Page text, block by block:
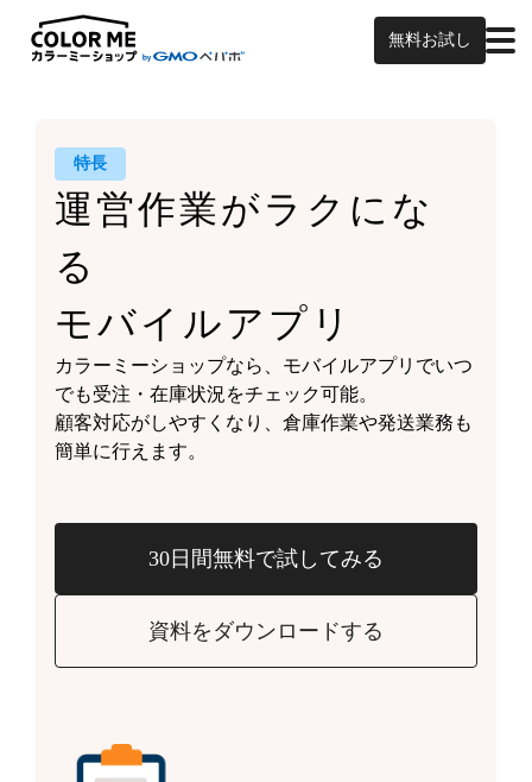
無料お試し
特長
運営作業がラクにな
る
モバイルアプリ
カラーミーショップなら、 モバイルアプリでいつ
でも受注・在庫状況をチェック可能。
顧客対応がしやすくなり、倉庫作業や発送業務も
簡単に行えます。
30日間無料で試してみる
資料をダウンロードする